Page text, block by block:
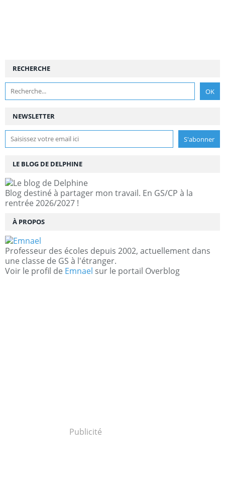
NEWSLETTER
RECHERCHE
LE BLOG DE DELPHINE
Blog destiné à partager mon travail. En GS/CP à la
rentrée 2026/2027 !
À PROPOS
Professeur des écoles depuis 2002, actuellement dans
une classe de GS à l'étranger.
Voir le profil de Emnael sur le portail Overblog
Publicité